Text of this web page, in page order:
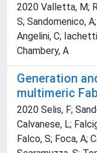
2020 Valletta, M;
S; Sandomenico,
Angelini, C;
Chambery, A
Generation
multimeric
2020 Selis, F;
Calvanese, L;
Falco, S; Foca, A;